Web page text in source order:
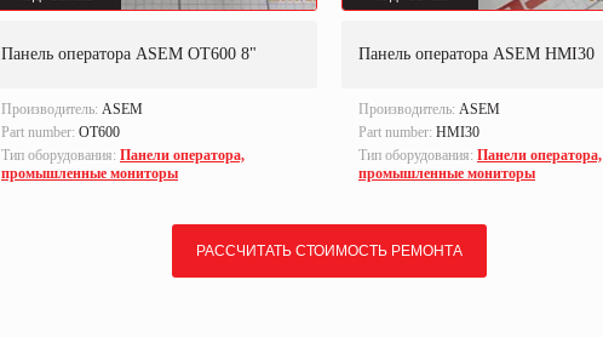
Панель оператора ASEM OT600 8"
Производитель: ASEM
Part number: OT600
Тип оборудования: Панели оператора,
промышленные мониторы
Панель оператора ASEM HMI30
Производитель: ASEM
Part number: HMI30
Тип оборудования: Панели оператора,
промышленные мониторы
РАССЧИТАТЬ СТОИМОСТЬ РЕМОНТА